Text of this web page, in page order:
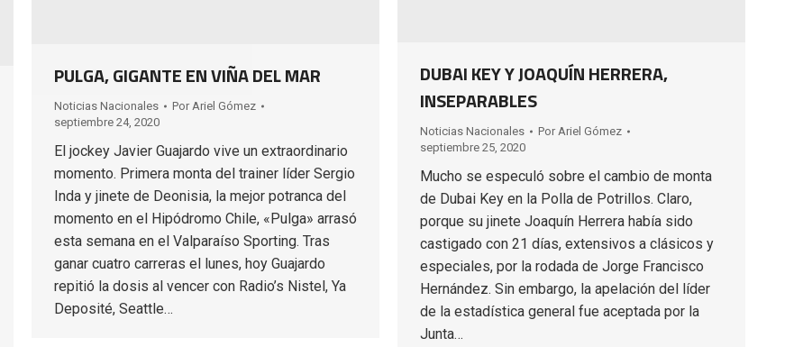
DUBAI KEY Y JOAQUÍN HERRERA,
INSEPARABLES
Noticias Nacionales Por Ariel Gómez
septiembre 25, 2020
Mucho se especuló sobre el cambio de monta
de Dubai Key en la Polla de Potrillos. Claro,
porque su jinete Joaquín Herrera había sido
castigado con 21 días, extensivos a clásicos y
especiales, por la rodada de Jorge Francisco
Hernández. Sin embargo, la apelación del líder
de la estadística general fue aceptada por la
Junta…
PULGA, GIGANTE EN VIÑA DEL MAR
Noticias Nacionales Por Ariel Gómez
septiembre 24, 2020
El jockey Javier Guajardo vive un extraordinario
momento. Primera monta del trainer líder Sergio
Inda y jinete de Deonisia, la mejor potranca del
momento en el Hipódromo Chile, «Pulga» arrasó
esta semana en el Valparaíso Sporting. Tras
ganar cuatro carreras el lunes, hoy Guajardo
repitió la dosis al vencer con Radio’s Nistel, Ya
Deposité, Seattle…